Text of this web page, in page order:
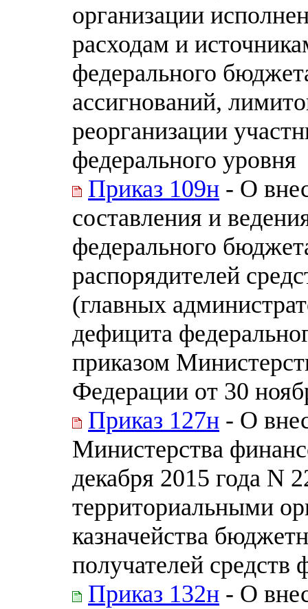
организации
расходам и
федерального
ассигнований,
реорганизации
федерального уровня
Приказ 109н - О
составления и
федерального
распорядителей
(главных
дефицита
приказом
Федерации от 30
Приказ 127н - О
Министерства
декабря 2015 года N
территориальными
казначейства
получателей
Приказ 132н - О